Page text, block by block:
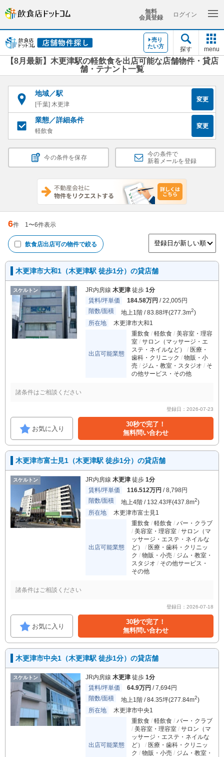
無料
会員登録
ログイン
売り
たい方
探す menu
【8月最新】木更津駅の軽飲食を出店可能な店舗物件・貸店
舗・テナント一覧
地域／駅
[千葉] 木更津
変更
業態／詳細条件
軽飲食
変更
今の条件を保存
今の条件で
新着メールを登録
6件 1〜6件表示
飲食店出店可の物件で絞る
木更津市大和1（木更津駅 徒歩1分）の貸店舗
スケルトン JR内房線 木更津 徒歩 1分
賃料/坪単価
184.58万円 / 22,005円
階数/面積
地上1階 / 83.88坪(277.3m2)
所在地
木更津市大和1
出店可能業態
重飲食 軽飲食
美容室・理容
室
サロン（マッサージ・エ
ステ・ネイルなど）
医療・
歯科・クリニック
物販・小
売
ジム・教室・スタジオ
そ
の他サービス・その他
諸条件はご相談ください
登録日：2026-07-23
お気に入り
30秒で完了！
無料問い合わせ
木更津市富士見1（木更津駅 徒歩1分）の貸店舗
スケルトン JR内房線 木更津 徒歩 1分
賃料/坪単価
116.512万円 / 8,798円
階数/面積
地上4階 / 132.43坪(437.8m2)
所在地
木更津市富士見1
出店可能業態
重飲食 軽飲食
バー・クラブ
美容室・理容室
サロン（マ
ッサージ・エステ・ネイルな
ど）
医療・歯科・クリニッ
ク
物販・小売
ジム・教室・
スタジオ
その他サービス・
その他
諸条件はご相談ください
登録日：2026-07-18
お気に入り
30秒で完了！
無料問い合わせ
木更津市中央1（木更津駅 徒歩1分）の貸店舗
スケルトン JR内房線 木更津 徒歩 1分
賃料/坪単価
64.9万円 / 7,694円
階数/面積
地上1階 / 84.35坪(277.84m2)
所在地
木更津市中央1
出店可能業態
重飲食 軽飲食
バー・クラブ
美容室・理容室
サロン（マ
ッサージ・エステ・ネイルな
ど）
医療・歯科・クリニッ
ク
物販・小売
ジム・教室・